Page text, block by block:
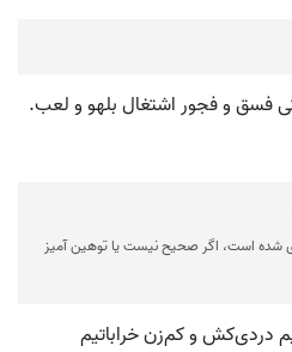
فسق و فجور اشتغال بلهو و لعب.
شده است، اگر صحیح نیست یا توهین آمیز
دردی‌کش و کم‌زن خراباتیم